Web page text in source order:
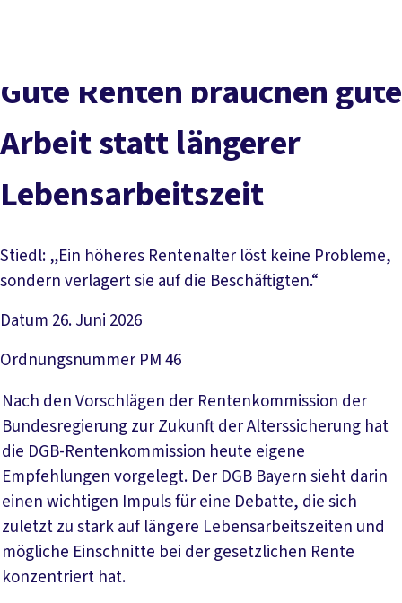
Service
Mitmachen
Gute Renten brauchen gute
Arbeit statt längerer
Lebensarbeitszeit
Stiedl: „Ein höheres Rentenalter löst keine Probleme,
sondern verlagert sie auf die Beschäftigten.“
Datum 26. Juni 2026
Ordnungsnummer PM 46
Nach den Vorschlägen der Rentenkommission der
Bundesregierung zur Zukunft der Alterssicherung hat
die DGB-Rentenkommission heute eigene
Empfehlungen vorgelegt. Der DGB Bayern sieht darin
einen wichtigen Impuls für eine Debatte, die sich
zuletzt zu stark auf längere Lebensarbeitszeiten und
mögliche Einschnitte bei der gesetzlichen Rente
konzentriert hat.